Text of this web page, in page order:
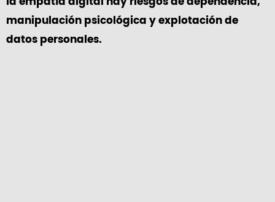
manipulación psicológica y explotación de
datos personales.